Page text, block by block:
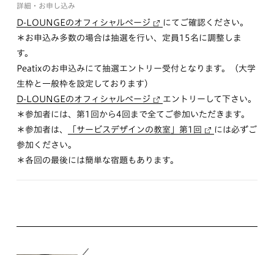
詳細・お申し込み
D-LOUNGEのオフィシャルページ
にてご確認ください。
＊お申込み多数の場合は抽選を行い、定員15名に調整しま
す。
Peatixのお申込みにて抽選エントリー受付となります。（大学
生枠と一般枠を設定しております）
D-LOUNGEのオフィシャルページ
エントリーして下さい。
＊参加者には、第1回から4回まで全てご参加いただきます。
＊参加者は、
「サービスデザインの教室」第1回
には必ずご
参加ください。
＊各回の最後には簡単な宿題もあります。